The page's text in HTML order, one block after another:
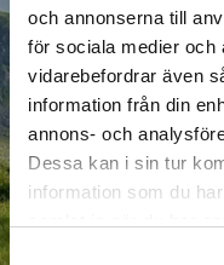
och annonserna till
för sociala medier och
vidarebefordrar även
information från din
annons- och
Dessa kan i sin tur
information som du
Hanki
uutisia suoraan